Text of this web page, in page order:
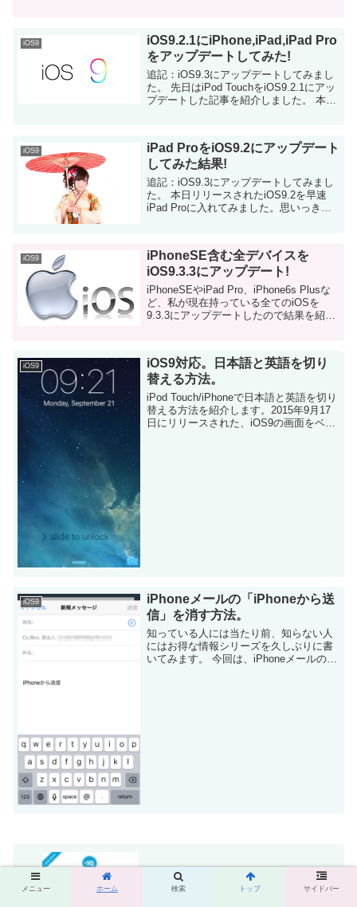
iOS9
iOS9.2.1にiPhone,iPad,iPad Pro
をアップデートしてみた!
追記：iOS9.3にアップデートしてみまし
た。 先日はiPod TouchをiOS9.2.1にアッ
プデートした記事を紹介しました。 本日
iOS9
iPad ProをiOS9.2にアップデート
してみた結果!
追記：iOS9.3にアップデートしてみまし
た。 本日リリースされたiOS9.2を早速
iPad Proに入れてみました。思いっきり
iOS9
iPhoneSE含む全デバイスを
iOS9.3.3にアップデート!
iPhoneSEやiPad Pro、iPhone6s Plusな
ど、私が現在持っている全てのiOSを
9.3.3にアップデートしたので結果を紹介
起動出来な...
iOS9
iOS9対応。日本語と英語を切り
替える方法。
iPod Touch/iPhoneで日本語と英語を切り
替える方法を紹介します。2015年9月17
日にリリースされた、iOS9の画面をベー
iOS9
iPhoneメールの「iPhoneから送
信」を消す方法。
知っている人には当たり前、知らない人
にはお得な情報シリーズを久しぶりに書
いてみます。 今回は、iPhoneメールの最
Anker PowerPort 10レビュー。大は小を
メニュー ホーム 検索 トップ サイドバー